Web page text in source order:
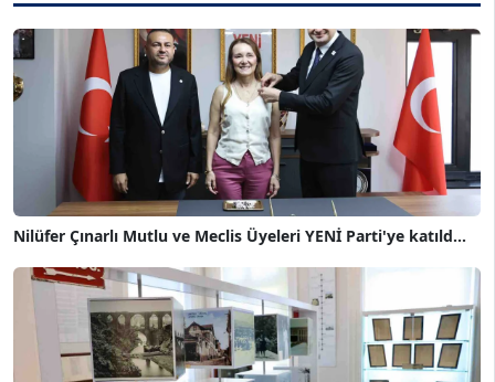
Nilüfer Çınarlı Mutlu ve Meclis Üyeleri YENİ Parti'ye katıld...